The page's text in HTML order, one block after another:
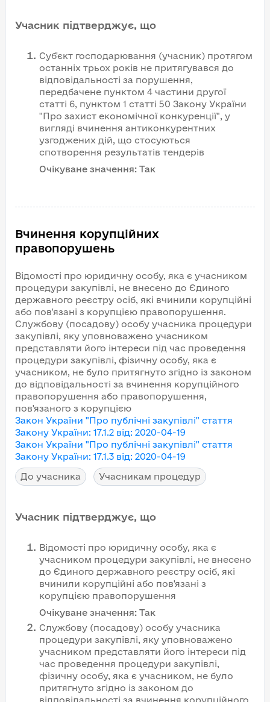
Учасник підтверджує, що
Суб'єкт господарювання (учасник) протягом
останніх трьох років не притягувався до
відповідальності за порушення,
передбачене пунктом 4 частини другої
статті 6, пунктом 1 статті 50 Закону України
"Про захист економічної конкуренції", у
вигляді вчинення антиконкурентних
узгоджених дій, що стосуються
спотворення результатів тендерів
Очікуване значення: Так
Вчинення корупційних
правопорушень
Відомості про юридичну особу, яка є учасником
процедури закупівлі, не внесено до Єдиного
державного реєстру осіб, які вчинили корупційні
або пов'язані з корупцією правопорушення.
Службову (посадову) особу учасника процедури
закупівлі, яку уповноважено учасником
представляти його інтереси під час проведення
процедури закупівлі, фізичну особу, яка є
учасником, не було притягнуто згідно із законом
до відповідальності за вчинення корупційного
правопорушення або правопорушення,
пов'язаного з корупцією
Закон України "Про публічні закупівлі" стаття
Закону України: 17.1.2 від: 2020-04-19
Закон України "Про публічні закупівлі" стаття
Закону України: 17.1.3 від: 2020-04-19
До учасника
Учасникам процедур
Учасник підтверджує, що
Відомості про юридичну особу, яка є
учасником процедури закупівлі, не внесено
до Єдиного державного реєстру осіб, які
вчинили корупційні або пов'язані з
корупцією правопорушення
Очікуване значення: Так
Службову (посадову) особу учасника
процедури закупівлі, яку уповноважено
учасником представляти його інтереси під
час проведення процедури закупівлі,
фізичну особу, яка є учасником, не було
притягнуто згідно із законом до
відповідальності за вчинення корупційного